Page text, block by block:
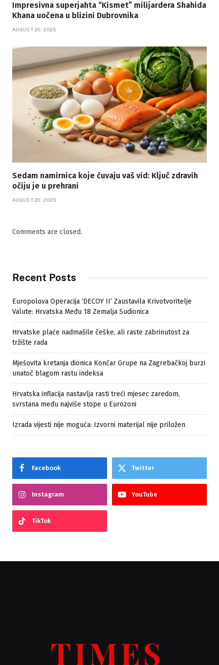
Impresivna superjahta “Kismet” milijardera Shahida
Khana uočena u blizini Dubrovnika
AUGUST 20, 2025
Sedam namirnica koje čuvaju vaš vid: Ključ zdravih
očiju je u prehrani
AUGUST 20, 2025
Comments are closed.
Recent Posts
Europolova Operacija ‘DECOY II’ Zaustavila Krivotvoritelje
Valute: Hrvatska Među 18 Zemalja Sudionica
Hrvatske plaće nadmašile češke, ali raste zabrinutost za
tržište rada
Mješovita kretanja dionica Končar Grupe na Zagrebačkoj burzi
unatoč blagom rastu indeksa
Hrvatska inflacija nastavlja rasti treći mjesec zaredom,
svrstana među najviše stope u Eurozoni
Izrada vijesti nije moguća: Izvorni materijal nije priložen
Facebook Twitter
Instagram YouTube
TikTok